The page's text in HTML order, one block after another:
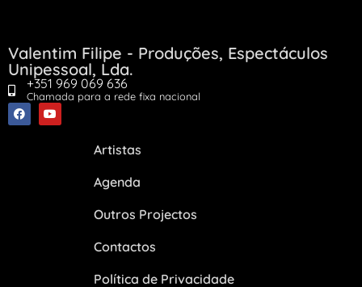
Valentim Filipe - Produções, Espectáculos
Unipessoal, Lda.
+351 969 069 636
Chamada para a rede fixa nacional
Artistas
Agenda
Outros Projectos
Contactos
Política de Privacidade